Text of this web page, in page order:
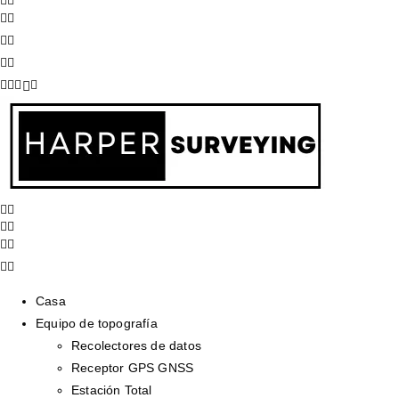
Casa
Equipo de topografía
Recolectores de datos
Receptor GPS GNSS
Estación Total